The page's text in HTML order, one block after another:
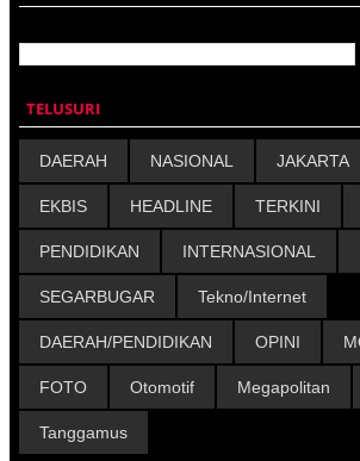
TELUSURI
DAERAH NASIONAL JAKARTA
EKBIS HEADLINE TERKINI
PENDIDIKAN INTERNASIONAL
SEGARBUGAR Tekno/Internet
DAERAH/PENDIDIKAN OPINI
FOTO Otomotif Megapolitan
Tanggamus